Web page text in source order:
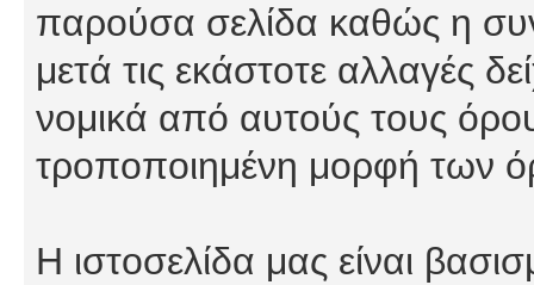
παρούσα σελίδα καθώς η
μετά τις εκάστοτε αλλαγές
νομικά από αυτούς τους
τροποποιημένη μορφή των
Η ιστοσελίδα μας είναι